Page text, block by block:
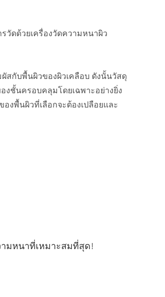
วัดด้วยเครื่องวัดความหนาผิว
สกับพื้นผิวของผิวเคลือบ ดังนั้นวัสดุ
งชั้นครอบคลุมโดยเฉพาะอย่างยิ่ง
งพื้นผิวที่เลือกจะต้องเปลือยและ
ามหนาที่เหมาะสมที่สุด!